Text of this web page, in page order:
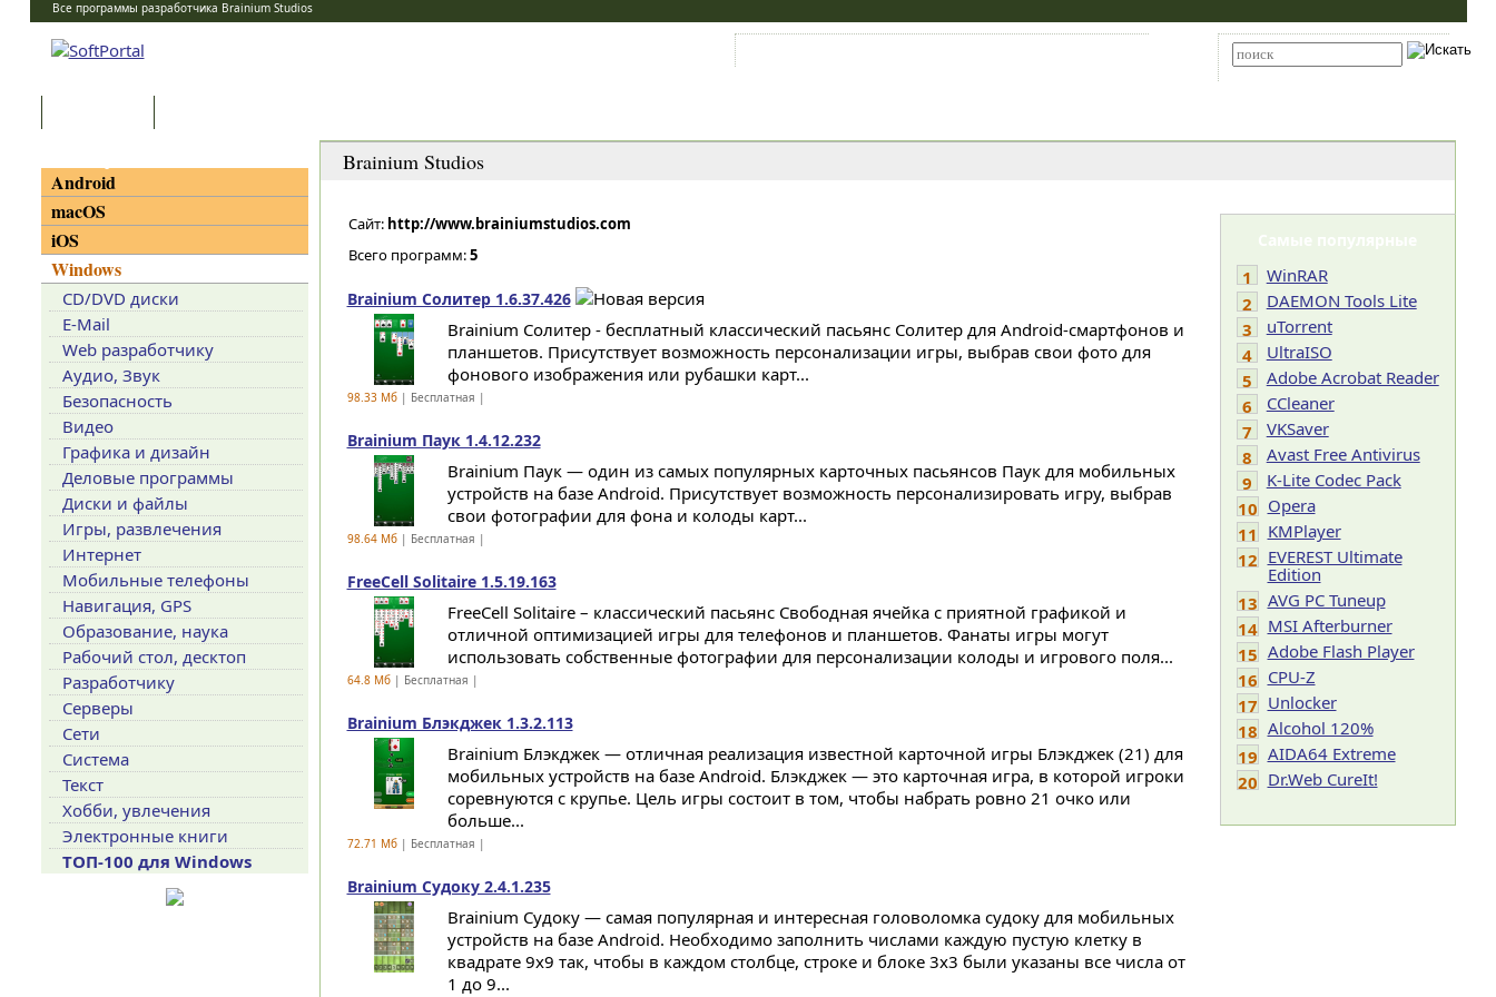
Все программы разработчика Brainium Studios
Brainium Studios
Сайт: http://www.brainiumstudios.com
Всего программ:5
Brainium Солитер 1.6.37.426
Brainium Солитер - бесплатный классический пасьянс Солитер для Android-смартфонов и
планшетов. Присутствует возможность персонализации игры, выбрав свои фото для
фонового изображения или рубашки карт...
98.33 Мб| Бесплатная |
Brainium Паук 1.4.12.232
Brainium Паук — один из самых популярных карточных пасьянсов Паук для мобильных
устройств на базе Android. Присутствует возможность персонализировать игру, выбрав
свои фотографии для фона и колоды карт...
98.64 Мб| Бесплатная |
FreeCell Solitaire 1.5.19.163
FreeCell Solitaire – классический пасьянс Свободная ячейка с приятной графикой и
отличной оптимизацией игры для телефонов и планшетов. Фанаты игры могут
использовать собственные фотографии для персонализации колоды и игрового поля...
64.8 Мб| Бесплатная |
Brainium Блэкджек 1.3.2.113
Brainium Блэкджек — отличная реализация известной карточной игры Блэкджек (21) для
мобильных устройств на базе Android. Блэкджек — это карточная игра, в которой игроки
соревнуются с крупье. Цель игры состоит в том, чтобы набрать ровно 21 очко или
больше...
72.71 Мб| Бесплатная |
Brainium Судоку 2.4.1.235
Brainium Судоку — самая популярная и интересная головоломка судоку для мобильных
устройств на базе Android. Необходимо заполнить числами каждую пустую клетку в
квадрате 9х9 так, чтобы в каждом столбце, строке и блоке 3х3 были указаны все числа от
1 до 9...
Самые популярные
1
WinRAR
2
DAEMON Tools Lite
3
uTorrent
4
UltraISO
5
Adobe Acrobat Reader
6
CCleaner
7
VKSaver
8
Avast Free Antivirus
9
K-Lite Codec Pack
10 Opera
11 KMPlayer
12 EVEREST Ultimate
Edition
13 AVG PC Tuneup
14 MSI Afterburner
15 Adobe Flash Player
16 CPU-Z
17 Unlocker
18 Alcohol 120%
19 AIDA64 Extreme
20 Dr.Web CureIt!
Android
macOS
iOS
Windows
CD/DVD диски
E-Mail
Web разработчику
Аудио, Звук
Безопасность
Видео
Графика и дизайн
Деловые программы
Диски и файлы
Игры, развлечения
Интернет
Мобильные телефоны
Навигация, GPS
Образование, наука
Рабочий стол, десктоп
Разработчику
Серверы
Сети
Система
Текст
Хобби, увлечения
Электронные книги
ТОП-100 для Windows